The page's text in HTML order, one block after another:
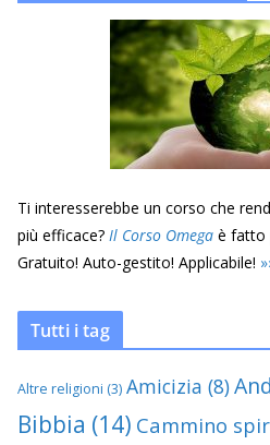
Ti interesserebbe un corso che
più efficace? Il Corso Omega è fatto
Gratuito! Auto-gestito! Applicabile! »
Tutti i tag
Altre religioni (3) Amicizia (8)
Bibbia (14) Cammino